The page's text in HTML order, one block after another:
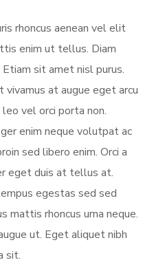
rhoncus aenean vel elit
enim ut tellus. Diam
sit amet nisl purus.
at augue eget arcu
vel orci porta non.
enim neque volutpat ac
sed libero enim. Orci a
eget duis at tellus at.
egestas sed sed
mattis rhoncus urna neque.
ut. Eget aliquet nibh
sit.